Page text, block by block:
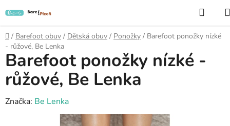
na
obsah
Domů
/ Barefoot obuv / Dětská obuv / Ponožky / Barefoot ponožky nízké
- růžové, Be Lenka
Barefoot ponožky nízké -
růžové, Be Lenka
Značka: Be Lenka